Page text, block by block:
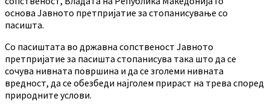
основа Јавното претпријатие за стопанисување со
пасишта.
Co пасиштата во државна сопственост Јавното
претпријатие за пасишта стопанисува така што да се
сочува нивната површина и да се зголеми нивната
вредност, да се обезбеди најголем прираст на трева според
природните услови.